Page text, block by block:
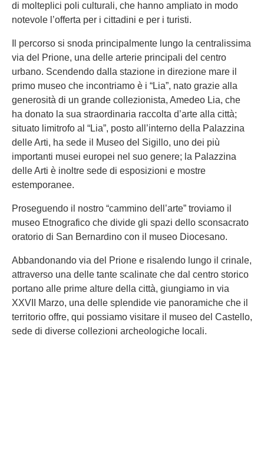
di molteplici poli culturali, che hanno ampliato in modo
notevole l’offerta per i cittadini e per i turisti.
Il percorso si snoda principalmente lungo la centralissima
via del Prione, una delle arterie principali del centro
urbano. Scendendo dalla stazione in direzione mare il
primo museo che incontriamo è i “Lia”, nato grazie alla
generosità di un grande collezionista, Amedeo Lia, che
ha donato la sua straordinaria raccolta d’arte alla città;
situato limitrofo al “Lia”, posto all’interno della Palazzina
delle Arti, ha sede il Museo del Sigillo, uno dei più
importanti musei europei nel suo genere; la Palazzina
delle Arti è inoltre sede di esposizioni e mostre
estemporanee.
Proseguendo il nostro “cammino dell’arte” troviamo il
museo Etnografico che divide gli spazi dello sconsacrato
oratorio di San Bernardino con il museo Diocesano.
Abbandonando via del Prione e risalendo lungo il crinale,
attraverso una delle tante scalinate che dal centro storico
portano alle prime alture della città, giungiamo in via
XXVII Marzo, una delle splendide vie panoramiche che il
territorio offre, qui possiamo visitare il museo del Castello,
sede di diverse collezioni archeologiche locali.